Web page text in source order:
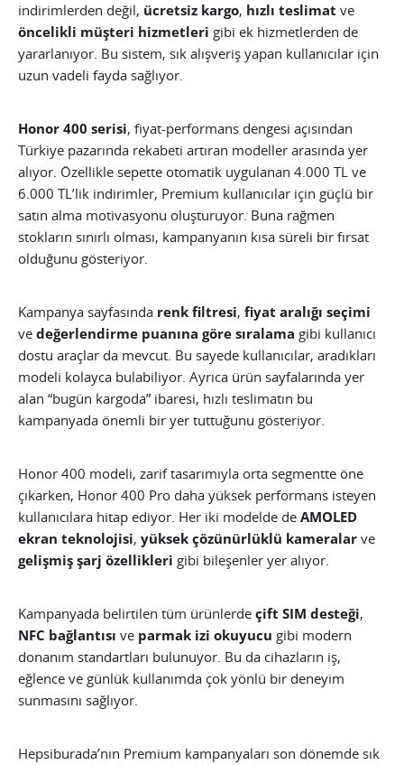
indirimlerden değil, ücretsiz kargo, hızlı teslimat ve
öncelikli müşteri hizmetleri gibi ek hizmetlerden de
yararlanıyor. Bu sistem, sık alışveriş yapan kullanıcılar için
uzun vadeli fayda sağlıyor.
Honor 400 serisi, fiyat-performans dengesi açısından
Türkiye pazarında rekabeti artıran modeller arasında yer
alıyor. Özellikle sepette otomatik uygulanan 4.000 TL ve
6.000 TL’lik indirimler, Premium kullanıcılar için güçlü bir
satın alma motivasyonu oluşturuyor. Buna rağmen
stokların sınırlı olması, kampanyanın kısa süreli bir fırsat
olduğunu gösteriyor.
Kampanya sayfasında renk filtresi, fiyat aralığı seçimi
ve değerlendirme puanına göre sıralama gibi kullanıcı
dostu araçlar da mevcut. Bu sayede kullanıcılar, aradıkları
modeli kolayca bulabiliyor. Ayrıca ürün sayfalarında yer
alan “bugün kargoda” ibaresi, hızlı teslimatın bu
kampanyada önemli bir yer tuttuğunu gösteriyor.
Honor 400 modeli, zarif tasarımıyla orta segmentte öne
çıkarken, Honor 400 Pro daha yüksek performans isteyen
kullanıcılara hitap ediyor. Her iki modelde de AMOLED
ekran teknolojisi, yüksek çözünürlüklü kameralar ve
gelişmiş şarj özellikleri gibi bileşenler yer alıyor.
Kampanyada belirtilen tüm ürünlerde çift SIM desteği,
NFC bağlantısı ve parmak izi okuyucu gibi modern
donanım standartları bulunuyor. Bu da cihazların iş,
eğlence ve günlük kullanımda çok yönlü bir deneyim
sunmasını sağlıyor.
Hepsiburada’nın Premium kampanyaları son dönemde sık